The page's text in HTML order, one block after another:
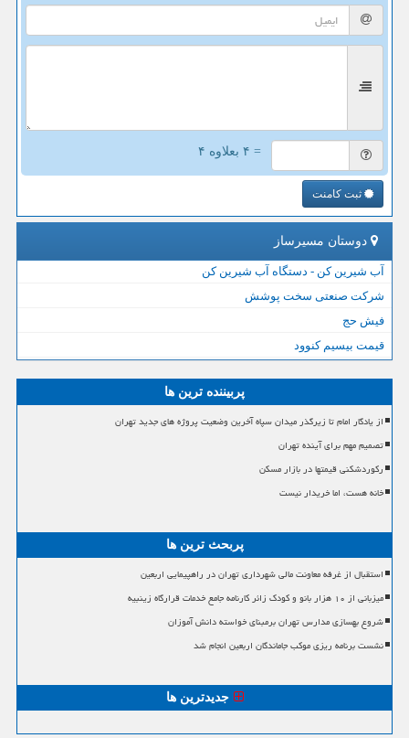
= ۴ بعلاوه ۴
ثبت کامنت
دوستان مسیرساز
آب شیرین کن - دستگاه آب شیرین کن
شرکت صنعتی سخت پوشش
فیش حج
قیمت بیسیم کنوود
پربیننده ترین ها
از یادگار امام تا زیرگذر میدان سپاه آخرین وضعیت پروژه های جدید تهران
تصمیم مهم برای آینده تهران
رکوردشکنی قیمتها در بازار مسکن
خانه هست، اما خریدار نیست
پربحث ترین ها
استقبال از غرفه معاونت مالی شهرداری تهران در راهپیمایی اربعین
میزبانی از ۱۰ هزار بانو و کودک زائر کارنامه جامع خدمات قرارگاه زینبیه
شروع بهسازی مدارس تهران برمبنای خواسته دانش آموزان
نشست برنامه ریزی موکب جاماندگان اربعین انجام شد
جدیدترین ها